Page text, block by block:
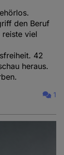
den Beruf
viel
42
heraus.
1